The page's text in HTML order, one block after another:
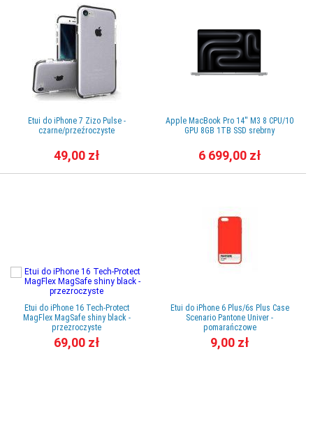
Etui do iPhone 7 Zizo Pulse -
czarne/przeźroczyste
49,00 zł
Etui do iPhone 16 Tech-Protect
MagFlex MagSafe shiny black -
przezroczyste
69,00 zł
Apple MacBook Pro 14'' M3 8 CPU/10
GPU 8GB 1TB SSD srebrny
6 699,00 zł
Etui do iPhone 6 Plus/6s Plus Case
Scenario Pantone Univer -
pomarańczowe
9,00 zł